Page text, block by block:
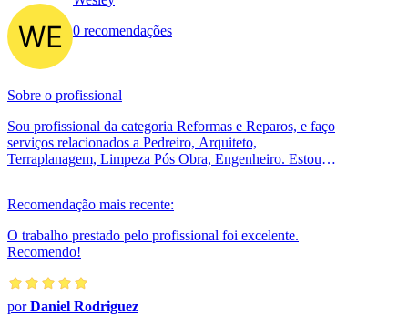
0 recomendações
Sobre o profissional
Sou profissional da categoria Reformas e Reparos, e faço
serviços relacionados a Pedreiro, Arquiteto,
Terraplanagem, Limpeza Pós Obra, Engenheiro. Estou
Recomendação mais recente:
O trabalho prestado pelo profissional foi excelente.
Recomendo!
porDaniel Rodriguez